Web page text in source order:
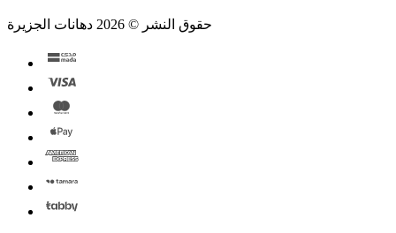
حقوق النشر © 2026 دهانات الجزيرة